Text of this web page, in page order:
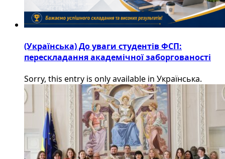
(Українська) До уваги студентів ФСП:
перескладання академічної заборгованості
Sorry, this entry is only available in Українська.